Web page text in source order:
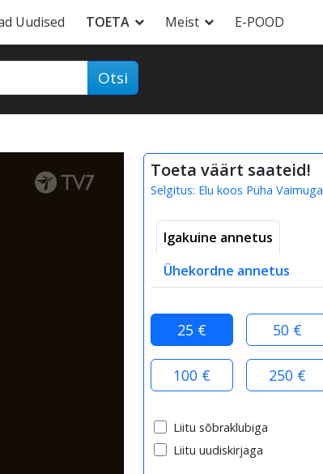
Uudised TOETA Meist E-POOD
Otsi
Toeta väärt saateid!
Selgitus: Elu koos Püha Vaimuga
Igakuine annetus
Ühekordne annetus
25 € 50 €
100 € 250 €
Liitu sõbraklubiga
Liitu uudiskirjaga